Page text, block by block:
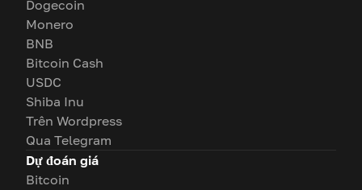
Dogecoin
Monero
BNB
Bitcoin Cash
USDC
Shiba Inu
Trên Wordpress
Qua Telegram
Dự đoán giá
Bitcoin